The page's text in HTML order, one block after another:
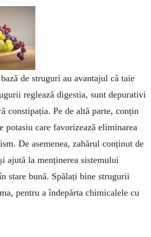
de stru­guri au avan­tajul că taie
reglează di­gestia, sunt depura­tivi
cons­tipa­ția. Pe de altă parte, conțin
potasiu care favori­zează eliminarea
De asemenea, zahărul con­ți­nut de
ajută la menținerea siste­mu­lui
stare bună. Spă­lați bine stru­gurii
pen­tru a îndepăr­ta chimi­calele cu